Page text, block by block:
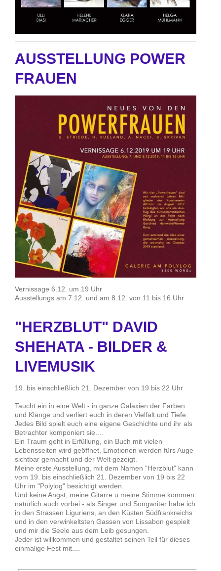
AUSSTELLUNG POWER
FRAUEN
Vernissage 6.12. um 19 Uhr
Ausstellungs am 7.12. und am 8.12. von 11 bis 16 Uhr
"HERZBLUT" DAVID
SHEHATA - BILDER &
LIVEMUSIK
19. bis einschließlich 21. Dezember von 19 bis 22 Uhr
Taucht ein in eine Welt - in ganze Galaxien der Farben
und Klänge und verliert euch in deren Vielfalt und Tiefe.
Jedes Bild spielt euch eine eigene Geschichte und ihr als
Betrachter komponiert sie....
Ein Traum geht in Erfüllung, ein Buch mit vielen
Lebensseiten wird geöffnet, Emotionen werden fürs Auge
sichtbar gemacht und der Welt gezeigt.
Meine erste Ausstellung, mit dem Namen "Herzblut" kann
vom 19. bis einschließlich 21. Dezember von 19 bis 22
Uhr im "Polylog" besichtigt werden.
Und keine Angst, meine Gitarre u meine Stimme kommen
natürlich auch vorbei - als Singer und Songwriter habe ich
in den Strassen Liguriens, an den Küsten Südfrankreichs
und in den verwinkeltsten Gassen von Lissabon gespielt
und mir die Seele aus dem Leib gesungen.
Jeder ist willkommen und gestaltet seinen Teil für dieses
einmalige Fest mit....